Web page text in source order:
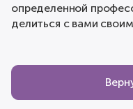
определенной
делиться с вами